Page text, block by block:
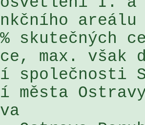
skutečných
max.
města